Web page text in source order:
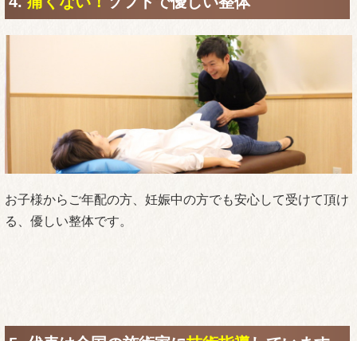
お子様からご年配の方、妊娠中の方でも安心して受けて頂け
る、優しい整体です。